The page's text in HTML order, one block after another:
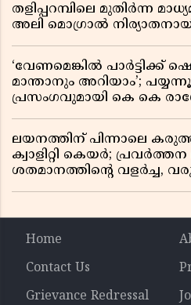
തളിപ്പറമ്പിലെ മുതിർന്ന
അലി മൊഗ്രാൽ
‘വേണമെങ്കിൽ പാർട്ടിക്ക്
മാന്താനും അറിയാം’;
പ്രസംഗവുമായി കെ കെ
ലയനത്തിന് പിന്നാലെ
ക്വാളിറ്റി കെയർ;
ശതമാനത്തിൻ്റെ വളർച്ച,
Home
Contact Us
Grievance Redressal